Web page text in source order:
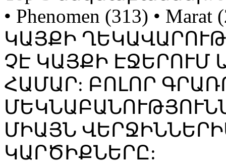
• Phenomen (313) •
ԿԱՅՔԻ
ՉԷ ԿԱՅՔԻ
ՀԱՄԱՐ: ԲՈԼՈՐ
ՄԻԱՅՆ
ԿԱՐԾԻՔՆԵՐԸ: